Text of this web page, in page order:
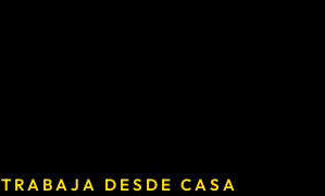
TRABAJA DESDE CASA